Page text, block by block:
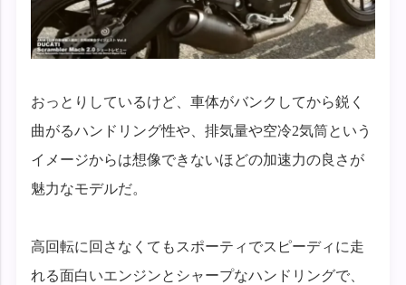
おっとりしているけど、車体がバンクしてから鋭く
曲がるハンドリング性や、排気量や空冷2気筒という
イメージからは想像できないほどの加速力の良さが
魅力なモデルだ。
高回転に回さなくてもスポーティでスピーディに走
れる面白いエンジンとシャープなハンドリングで、